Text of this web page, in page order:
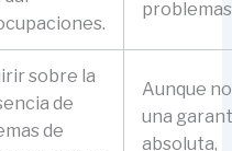
sobre la
de
de
Aunque
una
absoluta,